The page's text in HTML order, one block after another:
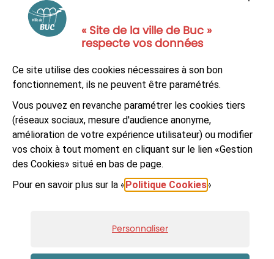
« Site de la ville de Buc »
respecte vos données
Ce site utilise des cookies nécessaires à son bon
fonctionnement, ils ne peuvent être paramétrés.
Vous pouvez en revanche paramétrer les cookies tiers
(réseaux sociaux, mesure d'audience anonyme,
amélioration de votre expérience utilisateur) ou modifier
vos choix à tout moment en cliquant sur le lien «Gestion
des Cookies» situé en bas de page.
Pour en savoir plus sur la « Politique Cookies»
Personnaliser
NOUS CONTACTER
S'ABONNER À LA NEWSLETTER
Suivez-nous sur
Facebook
LinkedIn
Accessibilité : non-conforme
Réalisé par Artifica